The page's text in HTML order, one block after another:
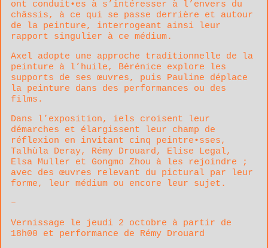
ont conduit•es à s’intéresser à l’envers du
châssis, à ce qui se passe derrière et autour
de la peinture, interrogeant ainsi leur
rapport singulier à ce médium.
Axel adopte une approche traditionnelle de la
peinture à l’huile, Bérénice explore les
supports de ses œuvres, puis Pauline déplace
la peinture dans des performances ou des
films.
Dans l’exposition, iels croisent leur
démarches et élargissent leur champ de
réflexion en invitant cinq peintre•sses,
Talhùla Deray, Rémy Drouard, Elise Legal,
Elsa Muller et Gongmo Zhou à les rejoindre ;
avec des œuvres relevant du pictural par leur
forme, leur médium ou encore leur sujet.
–
Vernissage le jeudi 2 octobre à partir de
18h00 et performance de Rémy Drouard